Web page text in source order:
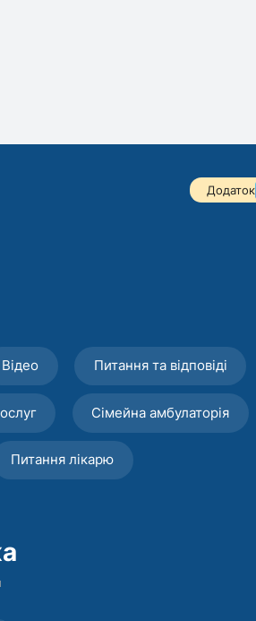
Додаток
Відео Питання та відповіді
Сімейна амбулаторія
Питання лікарю